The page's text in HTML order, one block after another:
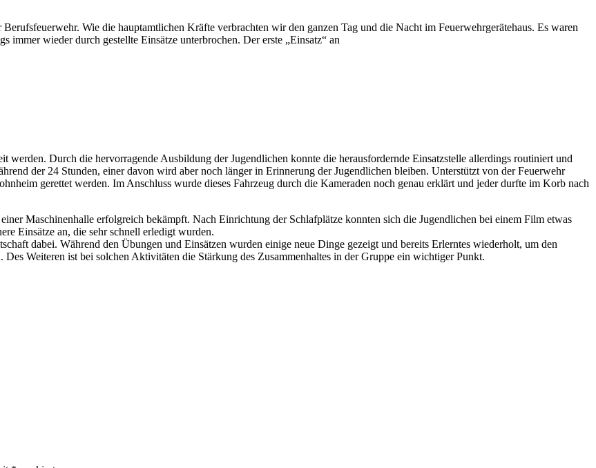
Wie die hauptamtlichen Kräfte verbrachten wir den ganzen Tag und die Nacht im Feuerwehrgerätehaus. Es waren
wieder durch gestellte Einsätze unterbrochen. Der erste „Einsatz“ an
werden. Durch die hervorragende Ausbildung der Jugendlichen konnte die herausfordernde Einsatzstelle allerdings routiniert und
der 24 Stunden, einer davon wird aber noch länger in Erinnerung der Jugendlichen bleiben. Unterstützt von der Feuerwehr
gerettet werden. Im Anschluss wurde dieses Fahrzeug durch die Kameraden noch genau erklärt und jeder durfte im Korb nach
Maschinenhalle erfolgreich bekämpft. Nach Einrichtung der Schlafplätze konnten sich die Jugendlichen bei einem Film etwas
Einsätze an, die sehr schnell erledigt wurden.
dabei. Während den Übungen und Einsätzen wurden einige neue Dinge gezeigt und bereits Erlerntes wiederholt, um den
Weiteren ist bei solchen Aktivitäten die Stärkung des Zusammenhaltes in der Gruppe ein wichtiger Punkt.